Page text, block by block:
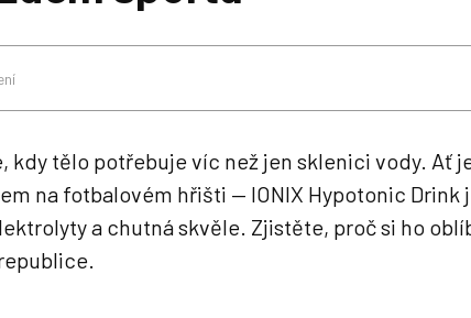
kdy tělo potřebuje víc než jen sklenici vody. Ať
na fotbalovém hřišti — IONIX Hypotonic
a chutná skvěle. Zjistěte, proč si ho